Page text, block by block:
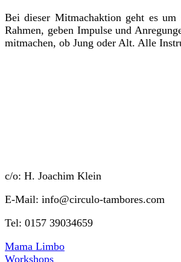
Bei dieser Mitmachaktion geht es
Rahmen, geben Impulse und
mitmachen, ob Jung oder Alt. Alle
c/o: H. Joachim Klein
E-Mail: info@circulo-tambores.com
Tel: 0157 39034659
Mama Limbo
Workshops